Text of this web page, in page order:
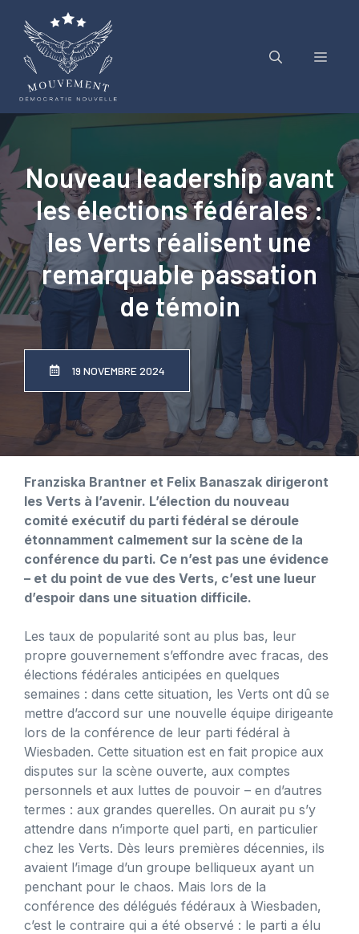
contenu
Menu
Nouveau leadership avant
les élections fédérales :
les Verts réalisent une
remarquable passation
de témoin
19 NOVEMBRE 2024
Franziska Brantner et Felix Banaszak dirigeront
les Verts à l’avenir. L’élection du nouveau
comité exécutif du parti fédéral se déroule
étonnamment calmement sur la scène de la
conférence du parti. Ce n’est pas une évidence
– et du point de vue des Verts, c’est une lueur
d’espoir dans une situation difficile.
Les taux de popularité sont au plus bas, leur
propre gouvernement s’effondre avec fracas, des
élections fédérales anticipées en quelques
semaines : dans cette situation, les Verts ont dû se
mettre d’accord sur une nouvelle équipe dirigeante
lors de la conférence de leur parti fédéral à
Wiesbaden. Cette situation est en fait propice aux
disputes sur la scène ouverte, aux comptes
personnels et aux luttes de pouvoir – en d’autres
termes : aux grandes querelles. On aurait pu s’y
attendre dans n’importe quel parti, en particulier
chez les Verts. Dès leurs premières décennies, ils
avaient l’image d’un groupe belliqueux ayant un
penchant pour le chaos. Mais lors de la
conférence des délégués fédéraux à Wiesbaden,
c’est le contraire qui a été observé : le parti a élu